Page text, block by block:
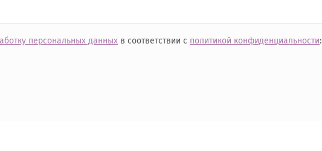
персональных данных в соответствии с политикой конфиденциальности: